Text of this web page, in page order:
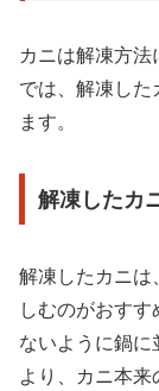
カニは解凍方法
では、解凍した
ます。
解凍したカ
解凍したカニは
しむのがおす
ないように鍋に
より、カニ本